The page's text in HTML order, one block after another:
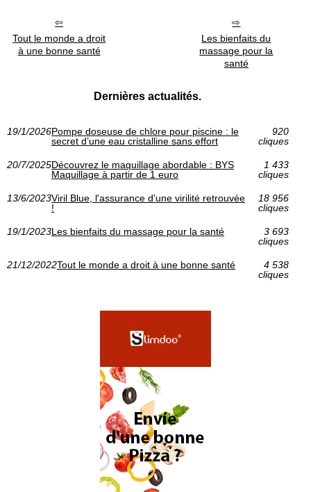
Tout le monde a droit
à une bonne santé
Les bienfaits du
massage pour la
santé
Dernières actualités.
19/1/2026Pompe doseuse de chlore pour piscine : le
secret d’une eau cristalline sans effort
920
cliques
20/7/2025Découvrez le maquillage abordable : BYS
Maquillage à partir de 1 euro
1 433
cliques
13/6/2023Viril Blue, l'assurance d'une virilité retrouvée
!
18 956
cliques
19/1/2023Les bienfaits du massage pour la santé
3 693
cliques
21/12/2022Tout le monde a droit à une bonne santé
4 538
cliques